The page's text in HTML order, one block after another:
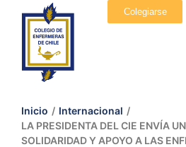
Colegiarse
Inicio / Internacional /
LA PRESIDENTA DEL CIE ENVÍA
SOLIDARIDAD Y APOYO A LAS